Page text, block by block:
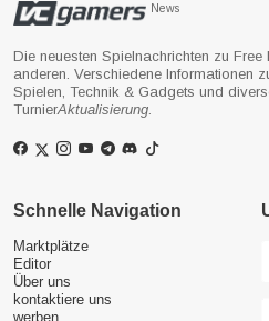
News
Die neuesten Spielnachrichten zu
anderen. Verschiedene Informationen
Spielen, Technik & Gadgets und
TurnierAktualisierung
Schnelle Navigation
Marktplätze
Editor
Über uns
kontaktiere uns
werben